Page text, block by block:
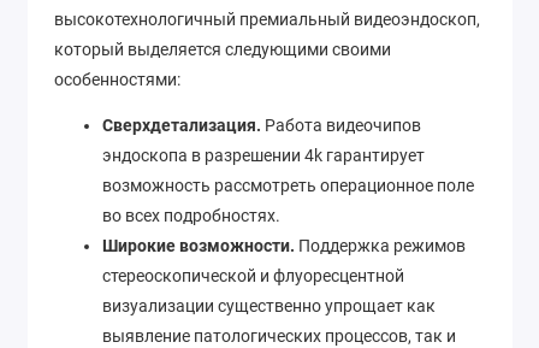
высокотехнологичный премиальный видеоэндоскоп,
который выделяется следующими своими
особенностями:
Сверхдетализация. Работа видеочипов
эндоскопа в разрешении 4k гарантирует
возможность рассмотреть операционное поле
во всех подробностях.
Широкие возможности. Поддержка режимов
стереоскопической и флуоресцентной
визуализации существенно упрощает как
выявление патологических процессов, так и